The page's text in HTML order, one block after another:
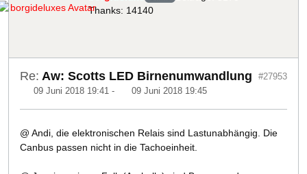
Thanks: 14140
Re: Aw: Scotts LED Birnenumwandlung
09 Juni 2018 19:41 - 09 Juni 2018 19:45
#27953
@ Andi, die elektronischen Relais sind Lastunabhängig. Die
Canbus passen nicht in die Tachoeinheit.